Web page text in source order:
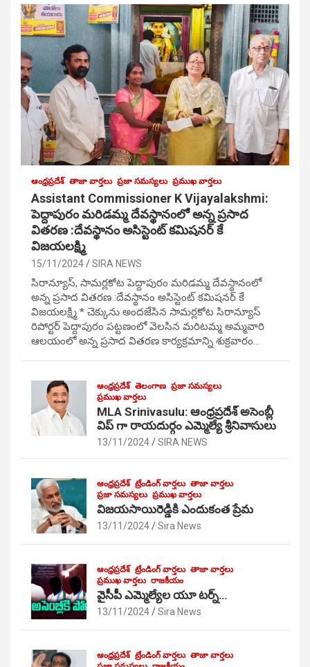
ఆంధ్రప్రదేశ్ తాజా వార్తలు ప్రజా సమస్యలు ప్రముఖ వార్తలు
Assistant Commissioner K Vijayalakshmi:
పెద్దాపురం మరిడమ్మ దేవస్థానంలో అన్న ప్రసాద
వితరణ :దేవస్థానం అసిస్టెంట్ కమిషనర్ కే
విజయలక్ష్మి
15/11/2024 SIRA NEWS
సిరాన్యూస్, సామర్లకోట పెద్దాపురం మరిడమ్మ దేవస్థానంలో
అన్న ప్రసాద వితరణ :దేవస్థానం అసిస్టెంట్ కమిషనర్ కే
విజయలక్ష్మి * చెక్కును అందజేసిన సామర్లకోట సిరాన్యూస్
రిపోర్టర్ పెద్దాపురం పట్టణంలో వెలసిన మరిటమ్మ అమ్మవారి
ఆలయంలో అన్న ప్రసాద వితరణ కార్యక్రమాన్ని శుక్రవారం…
ఆంధ్రప్రదేశ్ తెలంగాణ ప్రజా సమస్యలు
ప్రముఖ వార్తలు
MLA Srinivasulu: ఆంధ్రప్రదేశ్ అసెంబ్లీ
విప్ గా రాయదుర్గం ఎమ్మెల్యే శ్రీనివాసులు
13/11/2024 SIRA NEWS
ఆంధ్రప్రదేశ్ ట్రేండింగ్ వార్తలు తాజా వార్తలు
ప్రజా సమస్యలు ప్రముఖ వార్తలు
విజయసాయిరెడ్డికి ఎందుకంత ప్రేమ
13/11/2024 Sira News
ఆంధ్రప్రదేశ్ ట్రేండింగ్ వార్తలు తాజా వార్తలు
ప్రముఖ వార్తలు రాజకీయం
వైసీపీ ఎమ్మెల్యేల యూ టర్న్…
13/11/2024 Sira News
ఆంధ్రప్రదేశ్ ట్రేండింగ్ వార్తలు తాజా వార్తలు